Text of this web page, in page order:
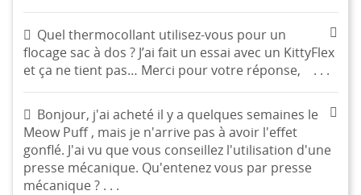
Quel thermocollant utilisez-vous pour un
flocage sac à dos ? J’ai fait un essai avec un KittyFlex
et ça ne tient pas… Merci pour votre réponse, . . .
Bonjour, j'ai acheté il y a quelques semaines le
Meow Puff , mais je n'arrive pas à avoir l'effet
gonflé. J'ai vu que vous conseillez l'utilisation d'une
presse mécanique. Qu'entenez vous par presse
mécanique ? . . .